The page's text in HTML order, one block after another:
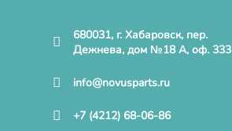
680031, г. Хабаровск, пер.
Дежнева, дом №18 А, оф. 333
info@novusparts.ru
+7 (4212) 68-06-86